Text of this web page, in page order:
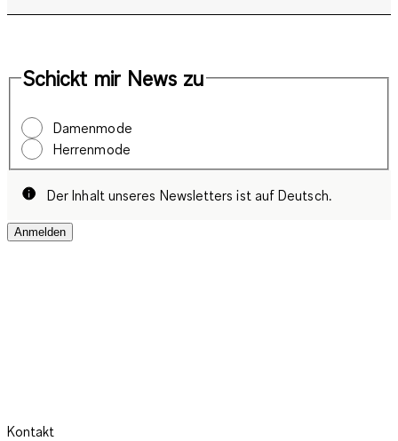
Schickt mir News zu
Damenmode
Herrenmode
Der Inhalt unseres Newsletters ist auf Deutsch.
Anmelden
Kontakt